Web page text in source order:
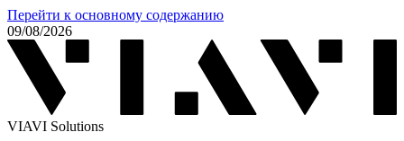
Перейти к основному содержанию
09/08/2026
VIAVI Solutions